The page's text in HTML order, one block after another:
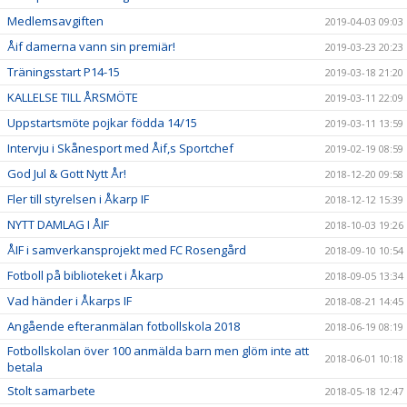
Medlemsavgiften 2019-04-03 09:03
Åif damerna vann sin premiär! 2019-03-23 20:23
Träningsstart P14-15 2019-03-18 21:20
KALLELSE TILL ÅRSMÖTE 2019-03-11 22:09
Uppstartsmöte pojkar födda 14/15 2019-03-11 13:59
Intervju i Skånesport med Åif,s Sportchef 2019-02-19 08:59
God Jul & Gott Nytt År! 2018-12-20 09:58
Fler till styrelsen i Åkarp IF 2018-12-12 15:39
NYTT DAMLAG I ÅIF 2018-10-03 19:26
ÅIF i samverkansprojekt med FC Rosengård 2018-09-10 10:54
Fotboll på biblioteket i Åkarp 2018-09-05 13:34
Vad händer i Åkarps IF 2018-08-21 14:45
Angående efteranmälan fotbollskola 2018 2018-06-19 08:19
Fotbollskolan över 100 anmälda barn men glöm inte att
betala
2018-06-01 10:18
Stolt samarbete 2018-05-18 12:47